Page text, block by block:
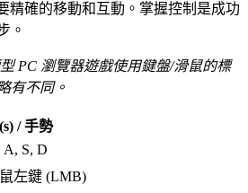
精確的移動和互動。掌握控制是成功
。
PC 瀏覽器遊戲使用鍵盤/滑鼠的標
有不同。
/ 手勢
A, S, D
左鍵 (LMB)